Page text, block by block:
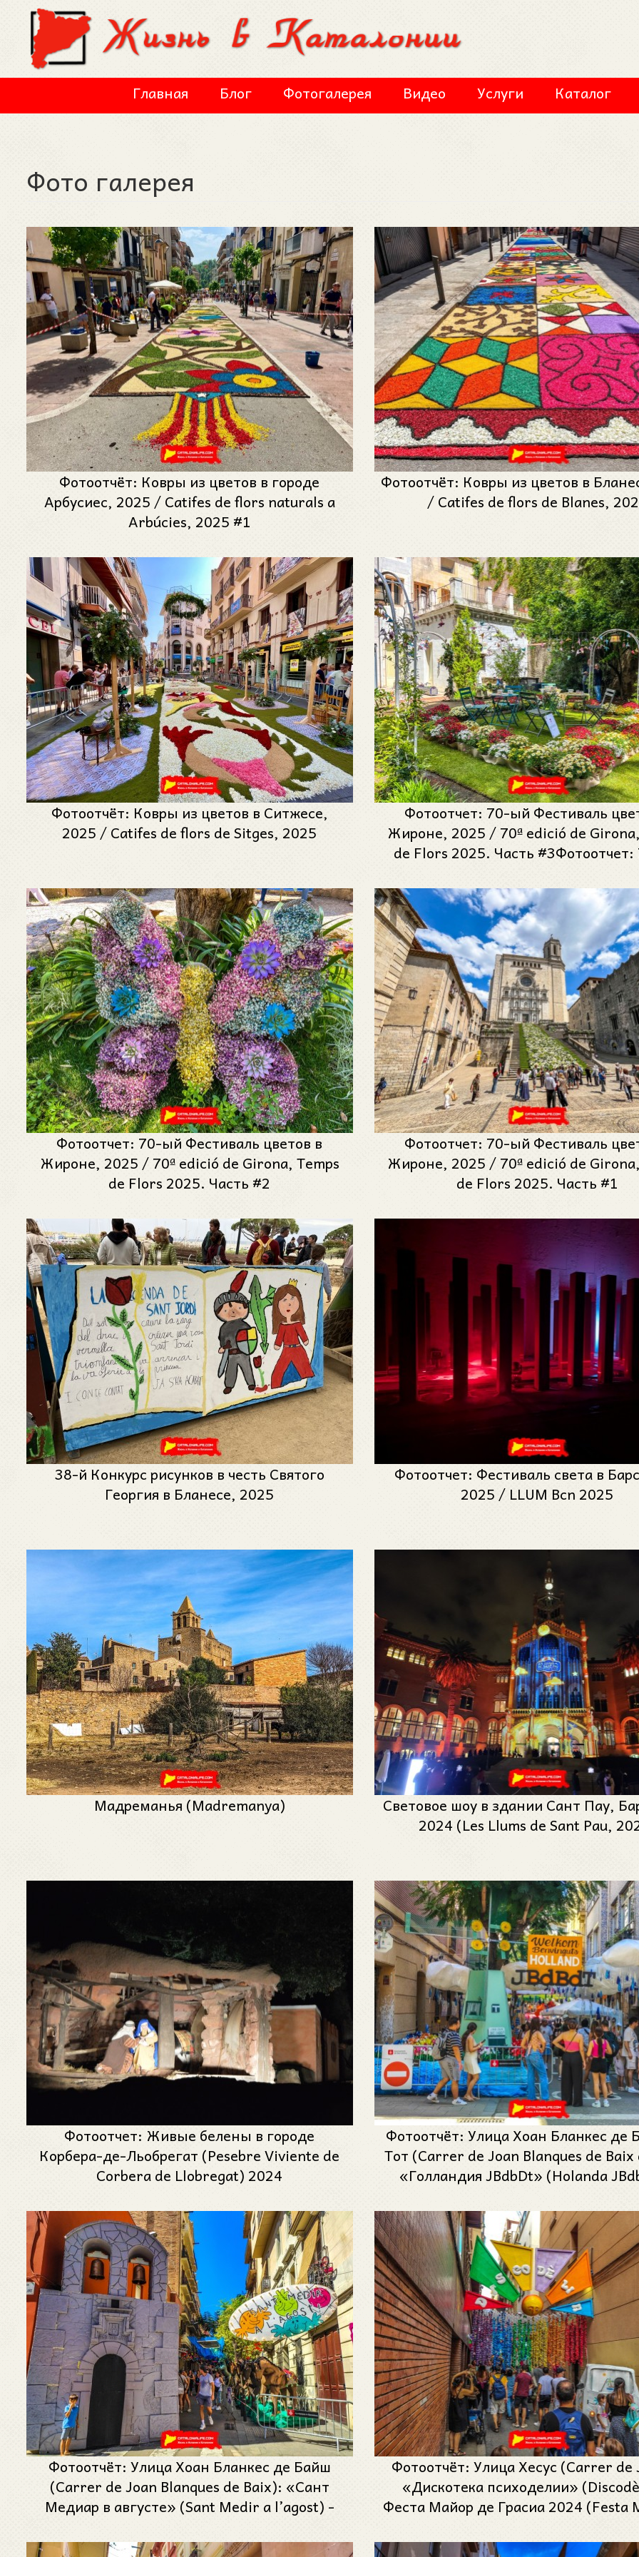
Перейти к основному содержанию
Главная Блог Фотогалерея Видео Услуги Каталог
Фото галерея
Фотоотчёт: Ковры из цветов в городе
Арбусиес, 2025 / Catifes de flors naturals a
Arbúcies, 2025 #1
Фотоотчёт: Ковры из цветов в
/ Catifes de flors de Blanes,
Фотоотчёт: Ковры из цветов в Ситжесе,
2025 / Catifes de flors de Sitges, 2025
Фотоотчет: 70-ый Фестиваль
Жироне, 2025 / 70ª edició de
de Flors 2025. Часть
edició de Girona, Temps de Flors
#3
Фотоотчет: 70-ый Фестиваль цветов в
Жироне, 2025 / 70ª edició de Girona, Temps
de Flors 2025. Часть #2
Фотоотчет: 70-ый Фестиваль
Жироне, 2025 / 70ª edició de
de Flors 2025. Часть #1
38-й Конкурс рисунков в честь Святого
Георгия в Бланесе, 2025
Фотоотчет: Фестиваль света в
2025 / LLUM Bcn 2025
Мадреманья (Madremanya)
Световое шоу в здании Сант Пау,
2024 (Les Llums de Sant Pau,
Фотоотчет: Живые белены в городе
Корбера-де-Льобрегат (Pesebre Viviente de
Corbera de Llobregat) 2024
Фотоотчёт: Улица Хоан Бланкес де
Тот (Carrer de Joan Blanques de
«Голландия JBdbDt» (Holanda
Gràcia 2024)
Фотоотчёт: Улица Хоан Бланкес де Байш
(Carrer de Joan Blanques de Baix): «Сант
Медиар в августе» (Sant Medir a l’agost) -
Gràcia 2024)
Фотоотчёт: Улица Хесус (Carrer de
«Дискотека психоделии»
Феста Майор де Грасиа 2024 (Festa